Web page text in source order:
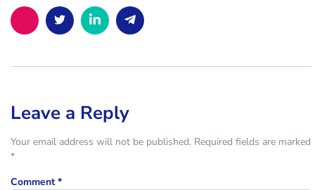
Leave a Reply
Your email address will not be published. Required fields are marked
*
Comment*